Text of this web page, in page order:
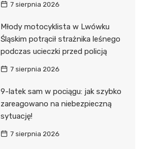
7 sierpnia 2026
Młody motocyklista w Lwówku
Śląskim potrącił strażnika leśnego
podczas ucieczki przed policją
7 sierpnia 2026
9-latek sam w pociągu: jak szybko
zareagowano na niebezpieczną
sytuację!
7 sierpnia 2026